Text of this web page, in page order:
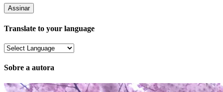
e-
mail
Translate to your language
Sobre a autora